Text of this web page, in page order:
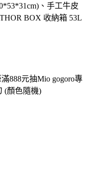
、手工牛皮
BOX 收納箱 53L
888元抽Mio gogoro專
(顏色隨機)